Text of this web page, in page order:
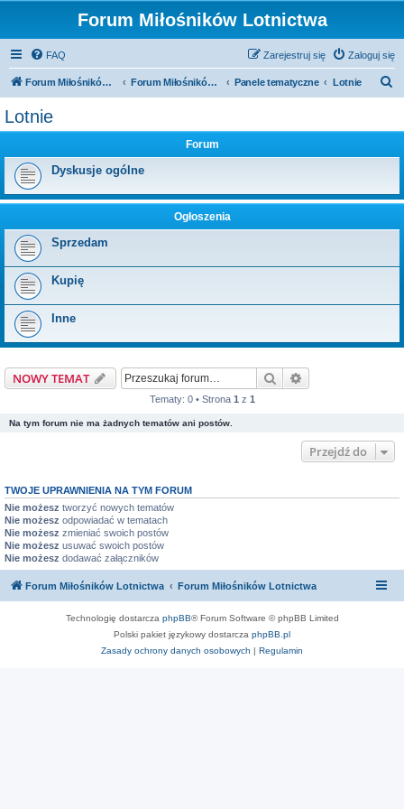
Forum Miłośników Lotnictwa
FAQ Zaloguj się
Zarejestruj się
Forum Miłośników Lotnictwa Forum Miłośników Lotnictwa Panele tematyczne Lotnie
Lotnie
Forum
Dyskusje ogólne
Ogłoszenia
Sprzedam
Kupię
Inne
NOWY TEMAT Szukaj
Tematy: 0 • Strona 1 z 1
Na tym forum nie ma żadnych tematów ani postów.
Przejdź do
TWOJE UPRAWNIENIA NA TYM FORUM
Nie możesz tworzyć nowych tematów
Nie możesz odpowiadać w tematach
Nie możesz zmieniać swoich postów
Nie możesz usuwać swoich postów
Nie możesz dodawać załączników
Forum Miłośników Lotnictwa Forum Miłośników Lotnictwa
Technologię dostarcza phpBB® Forum Software © phpBB Limited
Polski pakiet językowy dostarcza phpBB.pl
Zasady ochrony danych osobowych | Regulamin